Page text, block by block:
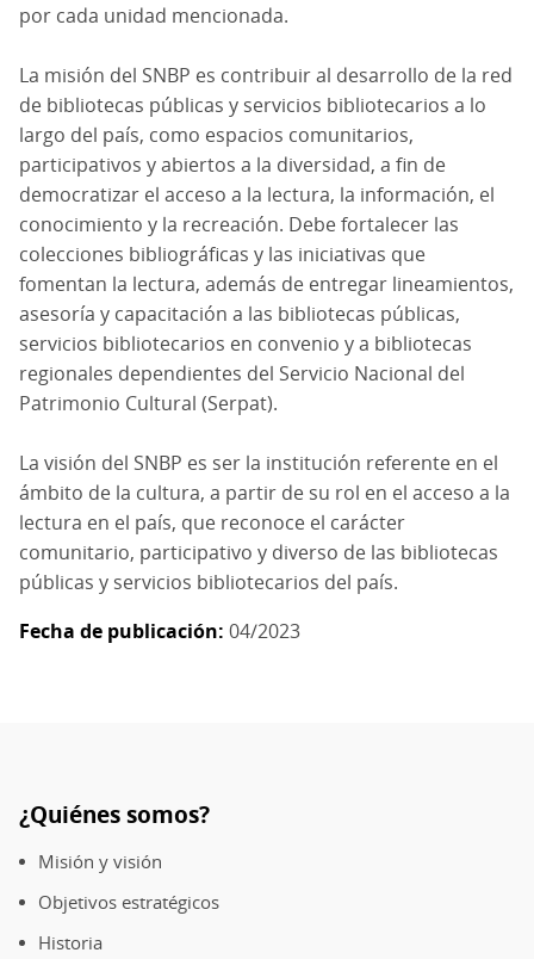
por cada unidad mencionada.
La misión del SNBP es contribuir al desarrollo de la red
de bibliotecas públicas y servicios bibliotecarios a lo
largo del país, como espacios comunitarios,
participativos y abiertos a la diversidad, a fin de
democratizar el acceso a la lectura, la información, el
conocimiento y la recreación. Debe fortalecer las
colecciones bibliográficas y las iniciativas que
fomentan la lectura, además de entregar lineamientos,
asesoría y capacitación a las bibliotecas públicas,
servicios bibliotecarios en convenio y a bibliotecas
regionales dependientes del Servicio Nacional del
Patrimonio Cultural (Serpat).
La visión del SNBP es ser la institución referente en el
ámbito de la cultura, a partir de su rol en el acceso a la
lectura en el país, que reconoce el carácter
comunitario, participativo y diverso de las bibliotecas
públicas y servicios bibliotecarios del país.
Fecha de publicación 04/2023
Pie
de
página
¿Quiénes somos?
Misión y visión
Objetivos estratégicos
Historia